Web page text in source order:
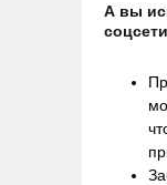
А вы